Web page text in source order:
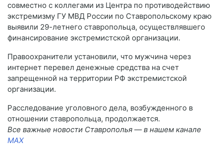
совместно с коллегами из Центра по противодействию
экстремизму ГУ МВД России по Ставропольскому краю
выявили 29-летнего ставропольца, осуществлявшего
финансирование экстремистской организации.
Правоохранители установили, что мужчина через
интернет перевел денежные средства на счет
запрещенной на территории РФ экстремистской
организации.
Расследование уголовного дела, возбужденного в
отношении ставропольца, продолжается.
Все важные новости Ставрополья — в нашем канале
MAX